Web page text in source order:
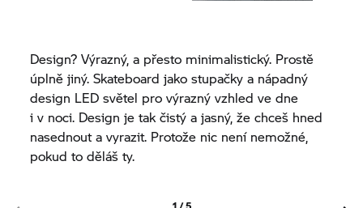
Design? Výrazný, a přesto minimalistický. Prostě
úplně jiný. Skateboard jako stupačky a nápadný
design LED světel pro výrazný vzhled ve dne
i v noci. Design je tak čistý a jasný, že chceš hned
nasednout a vyrazit. Protože nic není nemožné,
pokud to děláš ty.